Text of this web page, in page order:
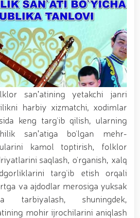
tashkil etildi. // “Dog
6-respublika idoralararo
aniqlandi. // O‘zbekistonning
mustahkamlash: islohotlar va
Milliy gvardiya qo‘mondoni
universiteti bitiruvchi kursantlari
may — Xotira va qadrlash kuni
Milliy gvardiya qoʻmondonligi
istiqomat qiluvchi Ikkinchi
va faxriylari holidan xabar
xotira” nomli teatrlashtirilgan
namoyish qilindi.// “Uch
hamda “Bizning qahramonlar”
bag‘ishlangan tadbir tashkil
Run” yugurish musobaqasida
faxrli o'rinlarni egallashdi.//
profilaktik tadbirlar davom
muhitni ta’minlashga
tadbirlar Milliy gvardiya
polkovnik B. Tashmatov
tumanida amalga oshirildi //
Sohibqiron Amir Temur
sanʼatining yetakchi janri
harbiy xizmatchi, xodimlar
keng targ‘ib qilish, ularning
sanʼatiga bo‘lgan mehr-
kamol toptirish, folklor
saqlash, o‘rganish, xalq
targ‘ib etish orqali
va ajdodlar merosiga yuksak
tarbiyalash, shuningdek,
mohir ijrochilarini aniqlash